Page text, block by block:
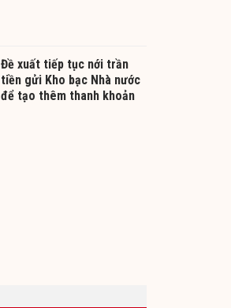
Đề xuất tiếp tục nới trần
tiền gửi Kho bạc Nhà nước
để tạo thêm thanh khoản